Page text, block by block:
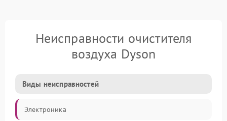
Неисправности очистителя
воздуха Dyson
Виды неисправностей
Электроника